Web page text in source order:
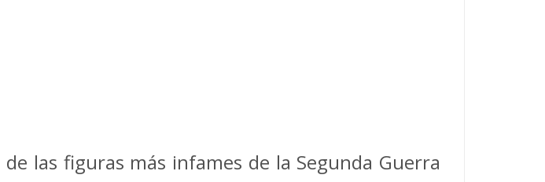
las figuras más infames de la Segunda Guerra